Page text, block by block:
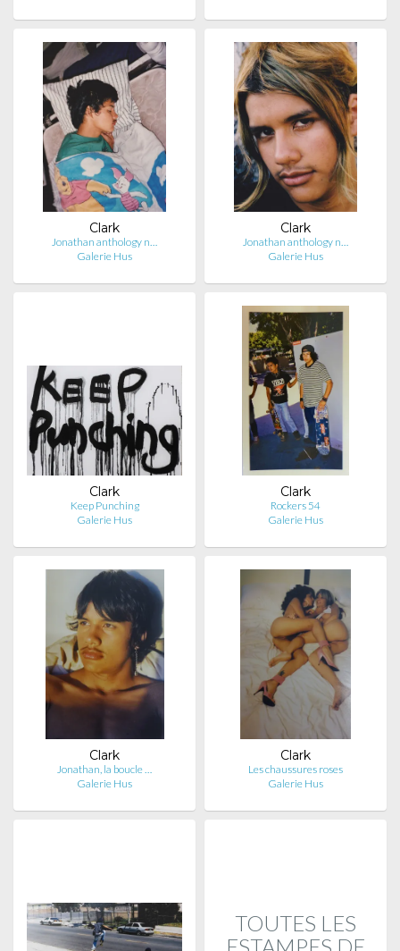
Clark
Jonathan anthology n…
Galerie Hus
Clark
Jonathan anthology n…
Galerie Hus
Clark
Keep Punching
Galerie Hus
Clark
Rockers 54
Galerie Hus
Clark
Jonathan, la boucle …
Galerie Hus
Clark
Les chaussures roses
Galerie Hus
TOUTES LES